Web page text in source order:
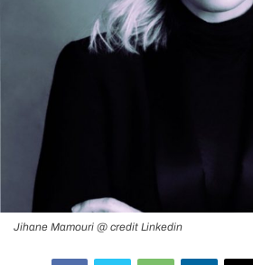
Jihane Mamouri @ credit Linkedin